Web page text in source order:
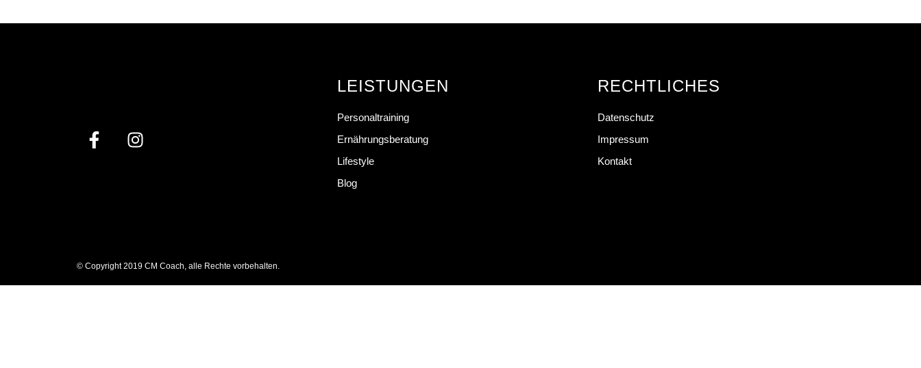
LEISTUNGEN
Personaltraining
Ernährungsberatung
Lifestyle
Blog
RECHTLICHES
Datenschutz
Impressum
Kontakt
© Copyright 2019 CM Coach, alle Rechte vorbehalten.